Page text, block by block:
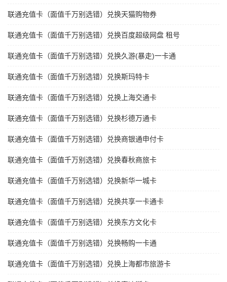
联通充值卡（面值千万别选错）兑换天猫购物券
联通充值卡（面值千万别选错）兑换百度超级网盘 租号
联通充值卡（面值千万别选错）兑换久游(暴走)一卡通
联通充值卡（面值千万别选错）兑换斯玛特卡
联通充值卡（面值千万别选错）兑换上海交通卡
联通充值卡（面值千万别选错）兑换杉德万通卡
联通充值卡（面值千万别选错）兑换商银通申付卡
联通充值卡（面值千万别选错）兑换春秋商旅卡
联通充值卡（面值千万别选错）兑换新华一城卡
联通充值卡（面值千万别选错）兑换共享一卡通卡
联通充值卡（面值千万别选错）兑换东方文化卡
联通充值卡（面值千万别选错）兑换畅购一卡通
联通充值卡（面值千万别选错）兑换上海都市旅游卡